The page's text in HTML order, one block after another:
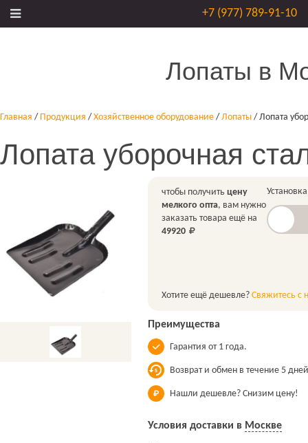
+7 (977) 789-91-10
Лопаты в
Главная / Продукция / Хозяйственное оборудование / Лопаты / Лопата
Лопата уборочная
чтобы получить цену
мелкого опта, вам нужно
заказать товара ещё на
49920
Установка
Хотите ещё дешевле? Свяжитесь с
Преимущества
Гарантия от 1 года.
Возврат и обмен в течение 5
Нашли дешевле? Снизим цену!
Условия доставки в Москве